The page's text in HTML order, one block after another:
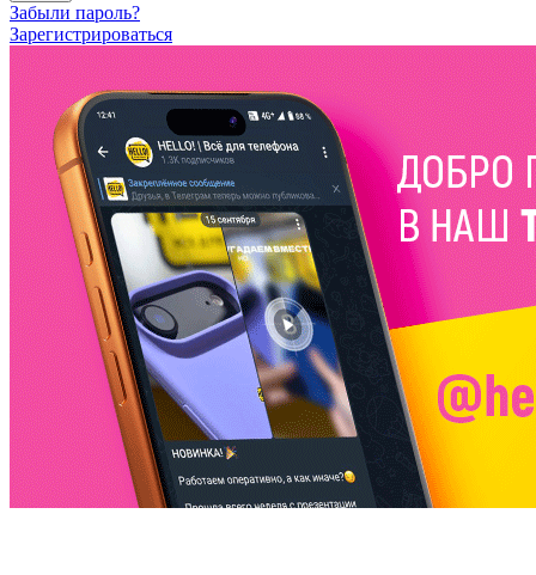
Забыли пароль?
Зарегистрироваться